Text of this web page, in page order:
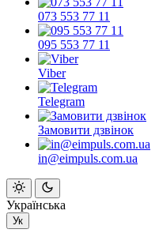
073 553 77 11
095 553 77 11
Viber
Telegram
Замовити дзвінок
in@eimpuls.com.ua
Українська
Ук